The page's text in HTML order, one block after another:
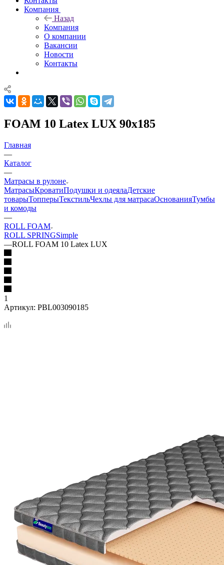
Компания
Назад
Компания
О компании
Вакансии
Новости
Контакты
FOAM 10 Latex LUX 90x185
Главная
—
Каталог
—
Матрасы в рулоне
МатрасыКроватиПодушки и одеялаДетские
товарыТопперыТекстильЧехлы для матрасаОснованияТумбы
и комоды
—
ROLL FOAM
ROLL SPRINGSimple
—ROLL FOAM 10 Latex LUX
1
Артикул: PBL003090185